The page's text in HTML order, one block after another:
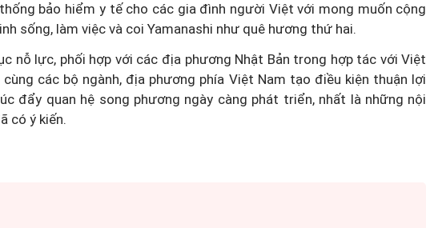
bảo hiểm y tế cho các gia đình người Việt với mong muốn cộng
sống, làm việc và coi Yamanashi như quê hương thứ hai.
nỗ lực, phối hợp với các địa phương Nhật Bản trong hợp tác với Việt
các bộ ngành, địa phương phía Việt Nam tạo điều kiện thuận lợi
đẩy quan hệ song phương ngày càng phát triển, nhất là những nội
có ý kiến.